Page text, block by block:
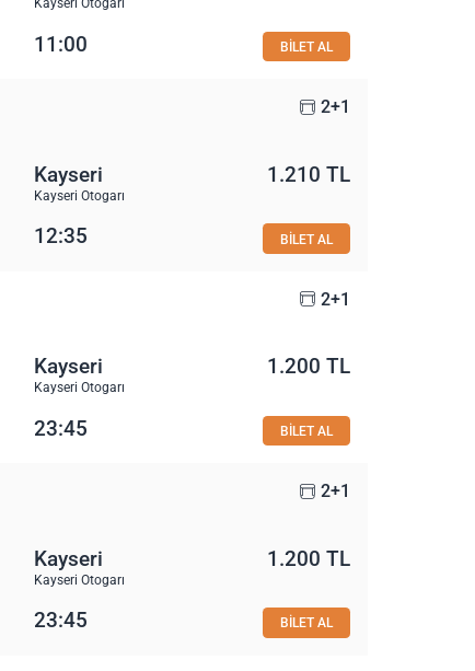
Kayseri Otogarı
11:00 BİLET AL
2+1
Kayseri
Kayseri Otogarı
1.210 TL
12:35 BİLET AL
2+1
Kayseri
Kayseri Otogarı
1.200 TL
23:45 BİLET AL
2+1
Kayseri
Kayseri Otogarı
1.200 TL
23:45 BİLET AL